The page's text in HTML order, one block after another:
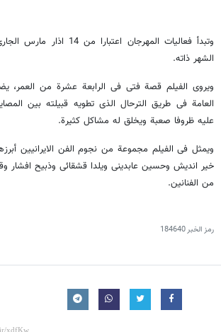
الشهر ذاته.
ویروی الفیلم قصة فتى فی الرابعة عشرة من العمر،
العامة فی طریق الترحال الذی تطویه قبیلته بین
علیه ظروفا صعبة ویخلق له مشاکل کثیرة.
ویمثل فی الفیلم مجموعة من نجوم الفن الایرانیین
خیر اندیش وحسین عابدینی ویلدا قشقائی وذبیح افشار
من الفنانین.
رمز الخبر184640